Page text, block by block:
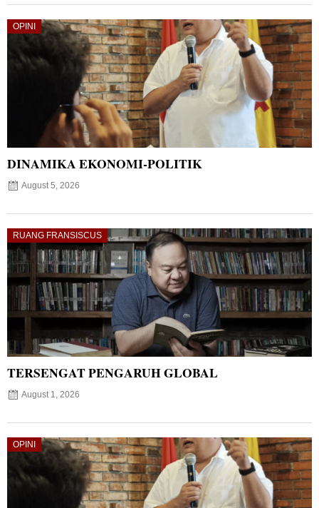
OPINI
DINAMIKA EKONOMI-POLITIK
August 5, 2026
RUANG FRANSISCUS
TERSENGAT PENGARUH GLOBAL
August 1, 2026
OPINI